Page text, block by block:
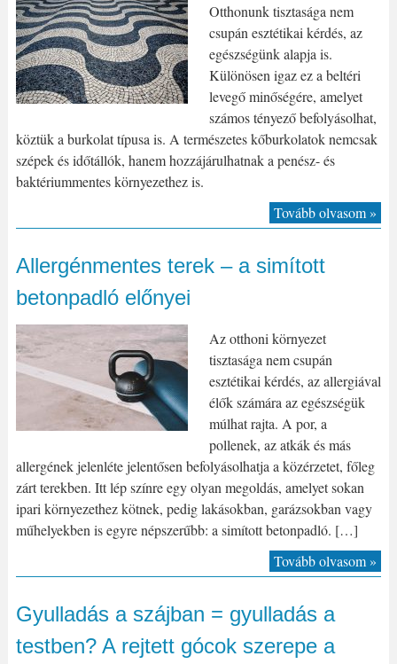
Otthonunk tisztasága nem
csupán esztétikai kérdés, az
egészségünk alapja is.
Különösen igaz ez a beltéri
levegő minőségére, amelyet
számos tényező befolyásolhat,
köztük a burkolat típusa is. A természetes kőburkolatok nemcsak
szépek és időtállók, hanem hozzájárulhatnak a penész- és
baktériummentes környezethez is.
Tovább olvasom »
Allergénmentes terek – a simított
betonpadló előnyei
Az otthoni környezet
tisztasága nem csupán
esztétikai kérdés, az allergiával
élők számára az egészségük
múlhat rajta. A por, a
pollenek, az atkák és más
allergének jelenléte jelentősen befolyásolhatja a közérzetet, főleg
zárt terekben. Itt lép színre egy olyan megoldás, amelyet sokan
ipari környezethez kötnek, pedig lakásokban, garázsokban vagy
műhelyekben is egyre népszerűbb: a simított betonpadló. […]
Tovább olvasom »
Gyulladás a szájban = gyulladás a
testben? A rejtett gócok szerepe a